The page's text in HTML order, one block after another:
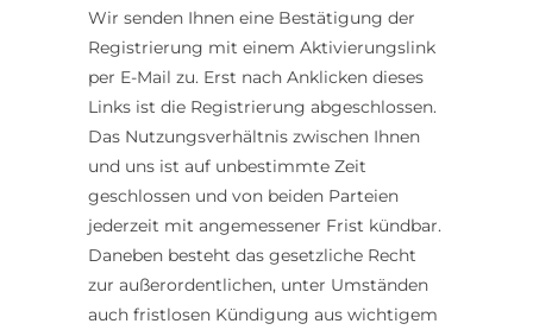
Wir senden Ihnen eine Bestätigung der
Registrierung mit einem Aktivierungslink
per E-Mail zu. Erst nach Anklicken dieses
Links ist die Registrierung abgeschlossen.
Das Nutzungsverhältnis zwischen Ihnen
und uns ist auf unbestimmte Zeit
geschlossen und von beiden Parteien
jederzeit mit angemessener Frist kündbar.
Daneben besteht das gesetzliche Recht
zur außerordentlichen, unter Umständen
auch fristlosen Kündigung aus wichtigem